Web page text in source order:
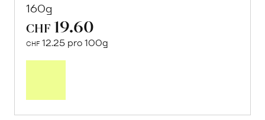
160g
CHF 19.60
CHF 12.25 pro 100g